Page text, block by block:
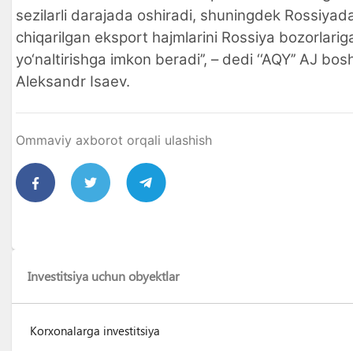
sezilarli darajada oshiradi, shuningdek
chiqarilgan eksport hajmlarini Rossiya
yo‘naltirishga imkon beradi’’, – dedi ‘‘AQY’’ AJ
Aleksandr Isaev.
Ommaviy axborot orqali ulashish
Investitsiya uchun obyektlar
Korxonalarga investitsiya